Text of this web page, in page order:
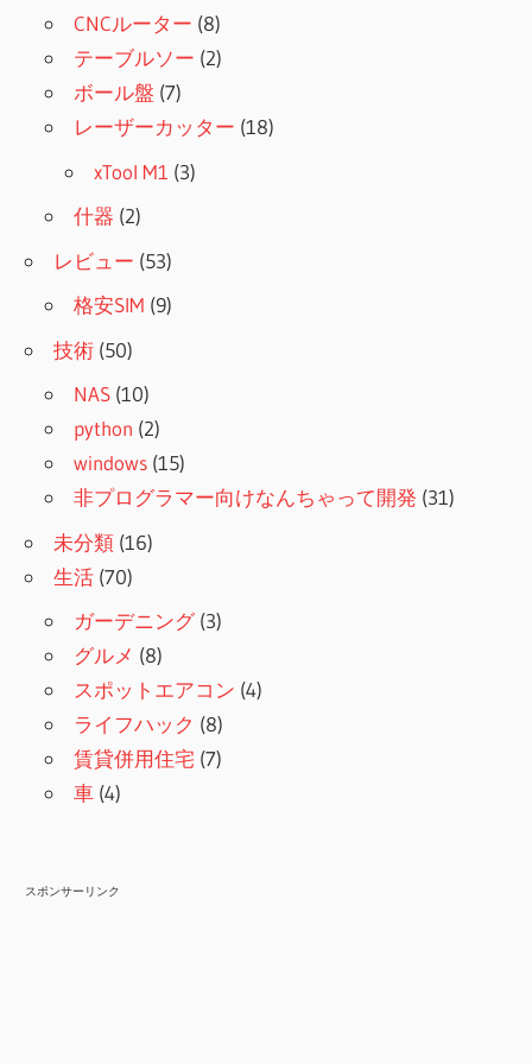
CNCルーター (8)
テーブルソー (2)
ボール盤 (7)
レーザーカッター (18)
xTool M1 (3)
什器 (2)
レビュー (53)
格安SIM (9)
技術 (50)
NAS (10)
python (2)
windows (15)
非プログラマー向けなんちゃって開発 (31)
未分類 (16)
生活 (70)
ガーデニング(3)
グルメ (8)
スポットエアコン (4)
ライフハック (8)
賃貸併用住宅 (7)
車 (4)
スポンサーリンク